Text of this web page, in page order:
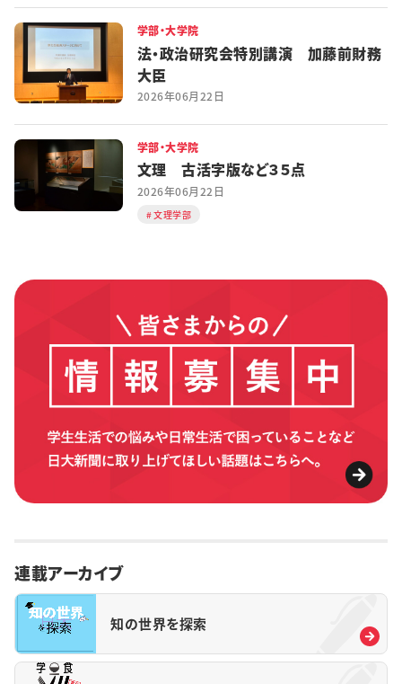
学部・大学院
法・政治研究会特別講演 加藤前財務
大臣
2026年06月22日
学部・大学院
文理 古活字版など３５点
2026年06月22日
文理学部
連載アーカイブ
知の世界を探索